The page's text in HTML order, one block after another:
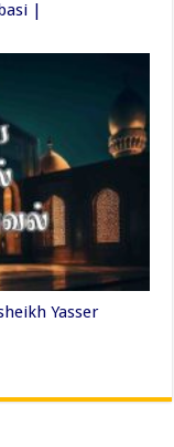
|
Yasser